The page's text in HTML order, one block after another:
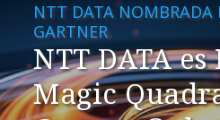
NTT DATA NOMBRADA
GARTNER
NTT DATA
Magic